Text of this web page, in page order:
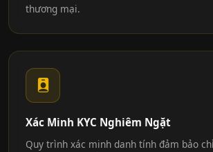
thương mại.
Xác Minh KYC Nghiêm Ngặt
Quy trình xác minh danh tính đảm bảo